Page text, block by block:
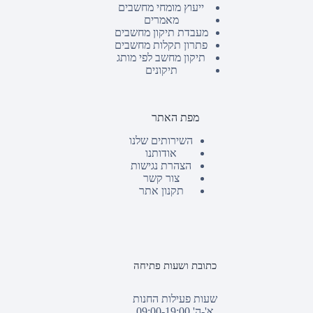
ייעוץ מומחי מחשבים
מאמרים
מעבדת תיקון מחשבים
פתרון תקלות מחשבים
תיקון מחשב לפי מותג
תיקונים
מפת האתר
השירותים שלנו
אודותנו
הצהרת נגישות
צור קשר
תקנון אתר
כתובת ושעות פתיחה
שעות פעילות החנות